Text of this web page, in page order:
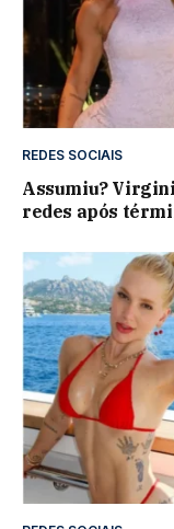
REDES SOCIAIS
Assumiu?
redes após